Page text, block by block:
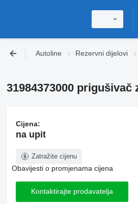
Autoline Rezervni dijelovi
31984373000 prigušivač
Cijena:
na upit
Zatražite cijenu
Obavijesti o promjenama cijena
Kontaktirajte prodavatelja